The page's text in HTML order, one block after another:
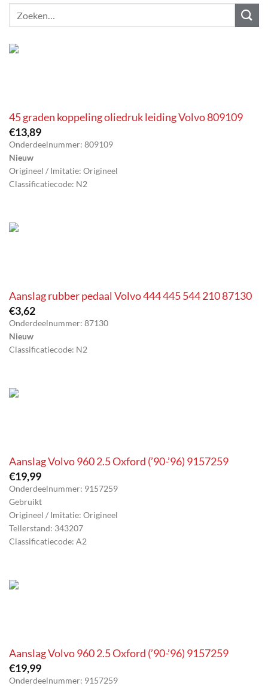
45 graden koppeling oliedruk leiding Volvo 809109
€13,89
Onderdeelnummer: 809109
Nieuw
Origineel / Imitatie: Origineel
Classificatiecode: N2
Aanslag rubber pedaal Volvo 444 445 544 210 87130
€3,62
Onderdeelnummer: 87130
Nieuw
Classificatiecode: N2
Aanslag Volvo 960 2.5 Oxford (’90-’96) 9157259
€19,99
Onderdeelnummer: 9157259
Gebruikt
Origineel / Imitatie: Origineel
Tellerstand: 343207
Classificatiecode: A2
Aanslag Volvo 960 2.5 Oxford (’90-’96) 9157259
€19,99
Onderdeelnummer: 9157259